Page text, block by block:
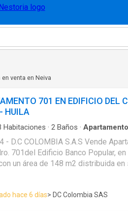
venta en Neiva
701 EN EDIFICIO DEL
HUILA
Habitaciones · 2 Baños · Apartamento
- D.C COLOMBIA S.A.S Vende
701del Edificio Banco Popular,
un área de 148 m2 distribuida en
ubicado en el 7° piso del
su vez se encuentra localizado en
, con frente sobre la calle7ª y
hace 6 días> DC Colombia SAS